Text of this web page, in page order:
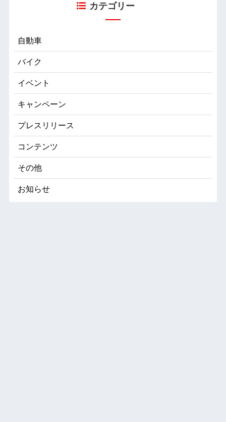
カテゴリー
自動車
バイク
イベント
キャンペーン
プレスリリース
コンテンツ
その他
お知らせ